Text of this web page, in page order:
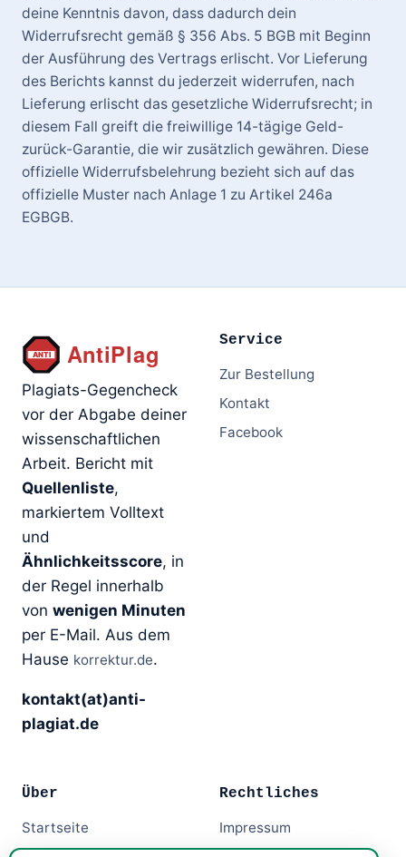
deine Kenntnis davon, dass dadurch dein
Widerrufsrecht gemäß § 356 Abs. 5 BGB mit Beginn
der Ausführung des Vertrags erlischt. Vor Lieferung
des Berichts kannst du jederzeit widerrufen, nach
Lieferung erlischt das gesetzliche Widerrufsrecht; in
diesem Fall greift die freiwillige 14-tägige Geld-
zurück-Garantie, die wir zusätzlich gewähren. Diese
offizielle Widerrufsbelehrung bezieht sich auf das
offizielle Muster nach Anlage 1 zu Artikel 246a
EGBGB.
Plagiats-Gegencheck
vor der Abgabe deiner
wissenschaftlichen
Arbeit. Bericht mit
Quellenliste,
markiertem Volltext
und
Ähnlichkeitsscore, in
der Regel innerhalb
von wenigen Minuten
per E-Mail. Aus dem
Hause korrektur.de.
kontakt(at)anti-
plagiat.de
Service
Zur Bestellung
Kontakt
Facebook
Über
Startseite
Rechtliches
Impressum